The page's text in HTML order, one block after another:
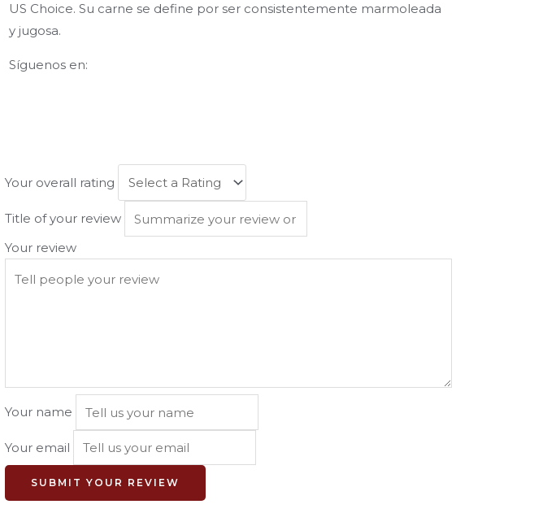
US Choice. Su carne se define por ser consistentemente marmoleada
y jugosa.
Síguenos en:
Your overall rating
Title of your review
Your review
Your name
Your email
SUBMIT YOUR REVIEW